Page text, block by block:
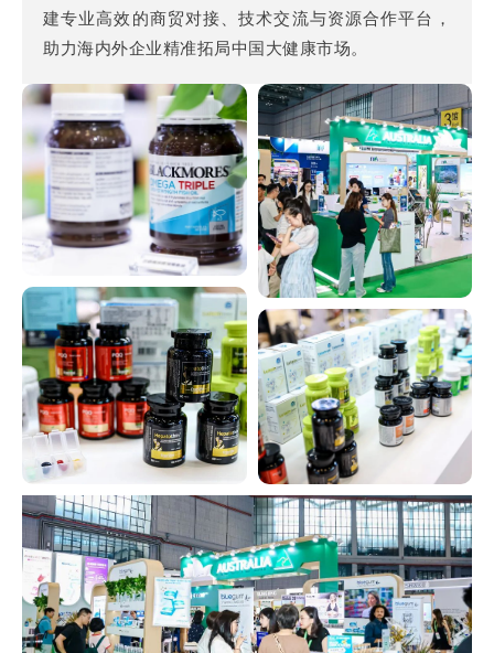
建专业高效的商贸对接、技术交流与资源合作平台，
助力海内外企业精准拓局中国大健康市场。